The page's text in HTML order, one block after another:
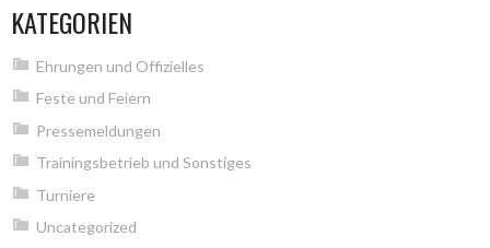
KATEGORIEN
Ehrungen und Offizielles
Feste und Feiern
Pressemeldungen
Trainingsbetrieb und Sonstiges
Turniere
Uncategorized